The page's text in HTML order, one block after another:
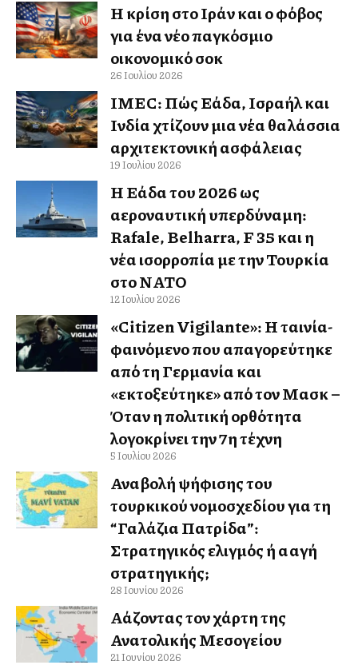
Η κρίση στο Ιράν και ο φόβος
για ένα νέο παγκόσμιο
οικονομικό σοκ
26 Ιουλίου 2026
IMEC: Πώς Ελλάδα, Ισραήλ και
Ινδία χτίζουν μια νέα θαλάσσια
αρχιτεκτονική ασφάλειας
19 Ιουλίου 2026
Η Ελλάδα του 2026 ως
αεροναυτική υπερδύναμη:
Rafale, Belharra, F 35 και η
νέα ισορροπία με την Τουρκία
στο ΝΑΤΟ
12 Ιουλίου 2026
«Citizen Vigilante»: Η ταινία-
φαινόμενο που απαγορεύτηκε
από τη Γερμανία και
«εκτοξεύτηκε» από τον Μασκ –
Όταν η πολιτική ορθότητα
λογοκρίνει την 7η τέχνη
5 Ιουλίου 2026
Αναβολή ψήφισης του
τουρκικού νομοσχεδίου για τη
“Γαλάζια Πατρίδα”:
Στρατηγικός ελιγμός ή αλλαγή
στρατηγικής;
28 Ιουνίου 2026
Αλλάζοντας τον χάρτη της
Ανατολικής Μεσογείου
21 Ιουνίου 2026